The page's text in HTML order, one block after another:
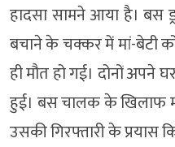
हादसा सामने आया है। बस
बचाने के चक्कर में मां-बेटी
ही मौत हो गई। दोनों अपने
हुई। बस चालक के खिलाफ
उसकी गिरफ्तारी के प्रयास